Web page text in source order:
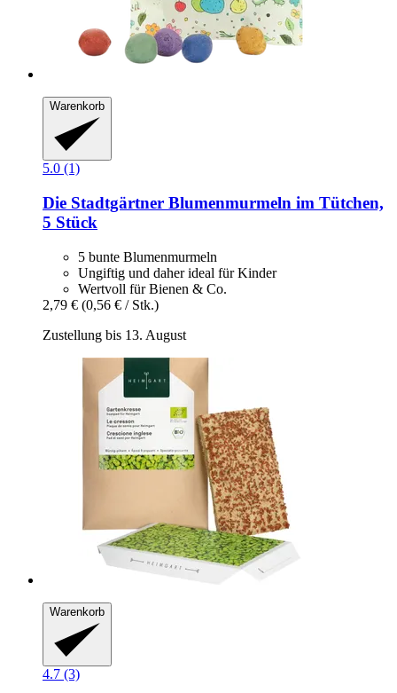
Warenkorb
5.0 (1)
Die Stadtgärtner Blumenmurmeln im Tütchen,
5 Stück
5 bunte Blumenmurmeln
Ungiftig und daher ideal für Kinder
Wertvoll für Bienen & Co.
2,79 € (0,56 € / Stk.)
Zustellung bis 13. August
Warenkorb
4.7 (3)